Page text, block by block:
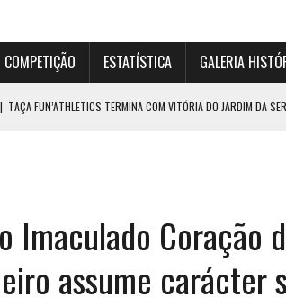
COMPETIÇÃO ESTATÍSTICA GALERIA
| TAÇA FUN’ATHLETICS TERMINA COM VITÓRIA DO JARDIM DA
Imaculado Coração
assume carácter